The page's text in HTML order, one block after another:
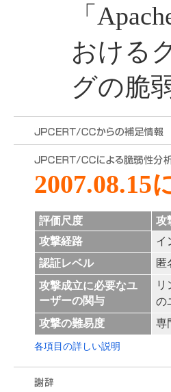
「
おける
グの脆
2007.08.15
評価尺度
攻
攻撃経路
イ
認証レベル
匿
攻撃成立に必要なユ
ーザーの関与
リ
の
攻撃の難易度
専
各項目の詳しい説明